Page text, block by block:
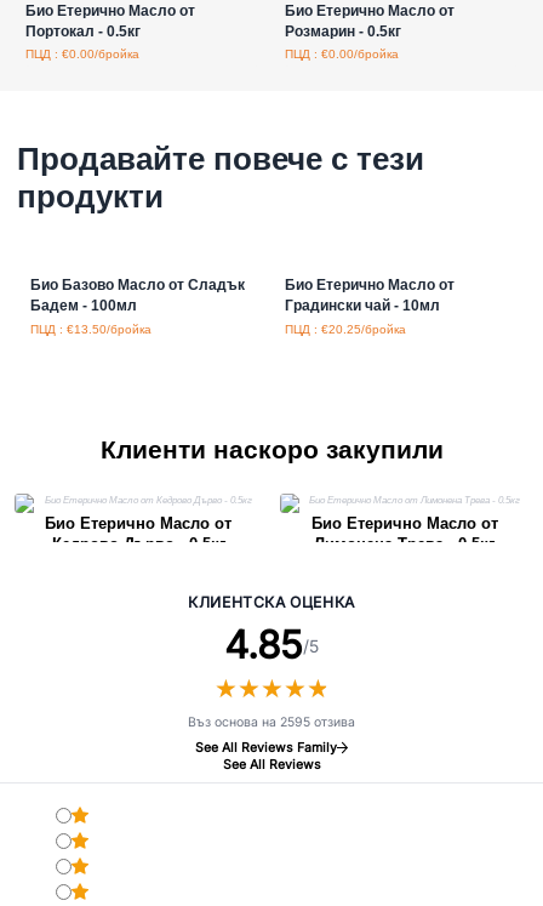
Био Етерично Масло от
Портокал - 0.5кг
ПЦД : €0.00/бройка
Био Етерично Масло от
Розмарин - 0.5кг
ПЦД : €0.00/бройка
Продавайте повече с тези
продукти
Био Базово Масло от Сладък
Бадем - 100мл
ПЦД : €13.50/бройка
Био Етерично Масло от
Градински чай - 10мл
ПЦД : €20.25/бройка
Клиенти наскоро закупили
Био Етерично Масло от
Кедрово Дърво - 0.5кг
Био Етерично Масло от
Лимонена Трева - 0.5кг
КЛИЕНТСКА ОЦЕНКА
4.85/5
★★★★★
★★★★★
Въз основа на 2595 отзива
See All Reviews Family
See All Reviews